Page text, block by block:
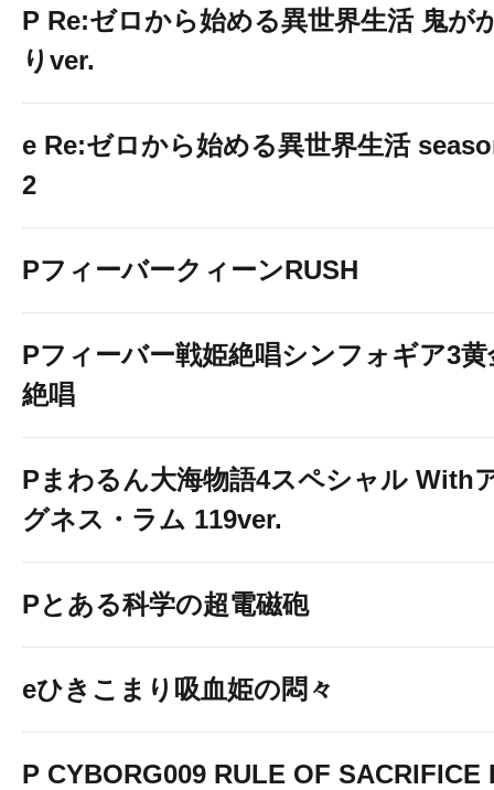
友だち募集中！
ベガスベガス旭川店の
情報をお届け致します
↓友だち追加はこちらから↓
P Re:ゼロから始める異世界生活 鬼が
りver.
e Re:ゼロから始める異世界生活
2
PフィーバークィーンRUSH
Pフィーバー戦姫絶唱シンフォギア3黄
絶唱
Pまわるん大海物語4スペシャル With
グネス・ラム 119ver.
Pとある科学の超電磁砲
eひきこまり吸血姫の悶々
P CYBORG009 RULE OF SACRIFICE